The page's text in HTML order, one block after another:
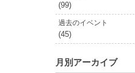
(99)
過去のイベント
(45)
月別アーカイブ